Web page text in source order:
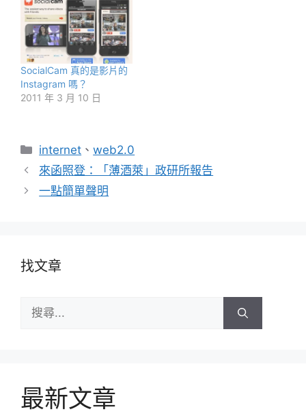
SocialCam 真的是影片的
Instagram 嗎？
2011 年 3 月 10 日
分
類
internet 、web2.0
來函照登：「薄酒萊」政研所報告
一點簡單聲明
找文章
尋:
最新文章